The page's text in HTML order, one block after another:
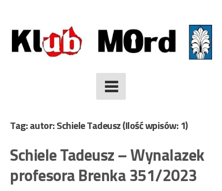
to
content
Tag: autor: Schiele Tadeusz(Ilość wpisów: 1)
Schiele Tadeusz – Wynalazek
profesora Brenka 351/2023